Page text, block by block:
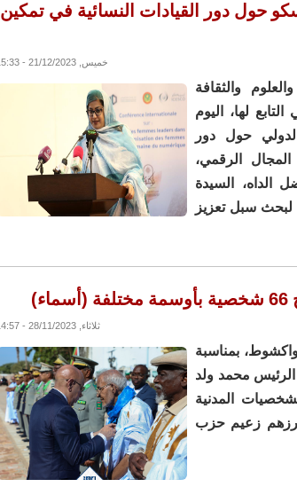
حول دور القيادات النسائية في تمكين
خميس, 21/12/2023 - 15:33
والثقافة
لها، اليوم
المؤتمر الدولي حول دور
الرقمي،
الداه، السيدة
لبحث سبل تعزيز
ثلاثاء, 28/11/2023 - 14:57
بمناسبة
وشح الرئيس محمد ولد
المدنية
زعيم حزب